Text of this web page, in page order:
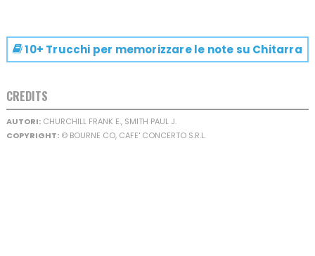
10+ Trucchi per memorizzare le note su Chitarra
CREDITS
AUTORI:CHURCHILL FRANK E., SMITH PAUL J.
COPYRIGHT:© BOURNE CO, CAFE' CONCERTO S.R.L.